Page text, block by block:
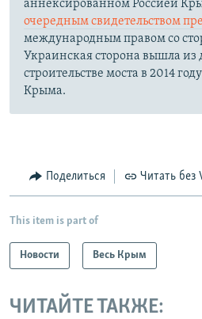
аннексированном Россией
очередным свидетельством
международным правом со
Украинская сторона вышла из
строительстве моста в 2014
Крыма.
Поделиться Читать без
This item is part of
Новости Весь Крым
ЧИТАЙТЕ ТАКЖЕ: